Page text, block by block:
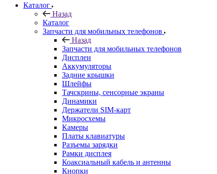
Каталог
Назад
Каталог
Запчасти для мобильных телефонов
Назад
Запчасти для мобильных телефонов
Дисплеи
Аккумуляторы
Задние крышки
Шлейфы
Тачскрины, сенсорные экраны
Динамики
Держатели SIM-карт
Микросхемы
Камеры
Платы клавиатуры
Разъемы зарядки
Рамки дисплея
Коаксиальный кабель и антенны
Кнопки